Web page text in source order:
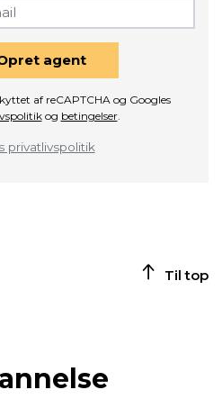
agent
af reCAPTCHA og Googles
og betingelser.
privatlivspolitik
Til top